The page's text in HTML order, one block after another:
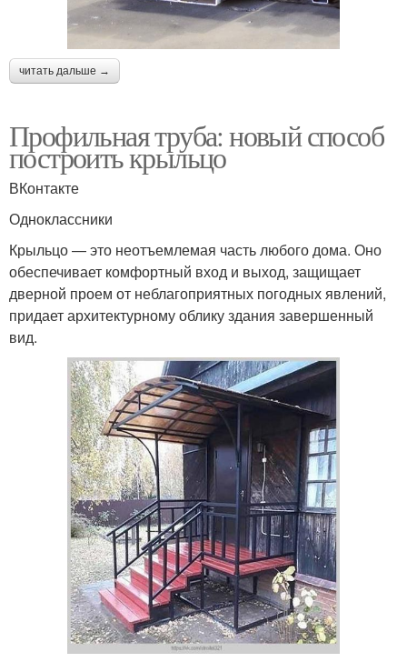
читать дальше →
Профильная труба: новый способ
построить крыльцо
ВКонтакте
Одноклассники
Крыльцо — это неотъемлемая часть любого дома. Оно
обеспечивает комфортный вход и выход, защищает
дверной проем от неблагоприятных погодных явлений,
придает архитектурному облику здания завершенный
вид.